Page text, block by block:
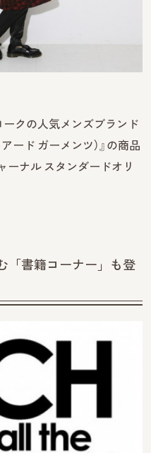
ークの人気メンズブランド
ード ガーメンツ）』の商品
ーナル スタンダードオリ
「書籍コーナー」も登